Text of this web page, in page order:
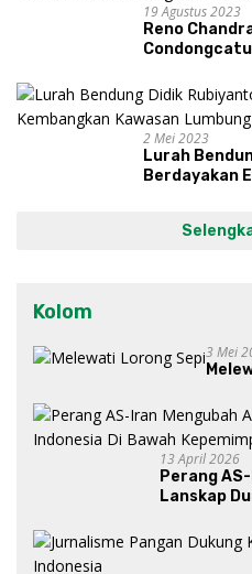
19 Agustus 2023
Reno
dan Syukuri
2 Mei 2023
Lurah
Berdayakan
Kolom
3 Mei
13 April 2026
Perang
Lanskap
Gibran?